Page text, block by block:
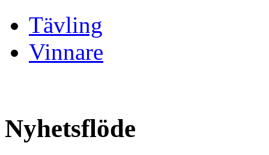
Tävling
Vinnare
Nyhetsflöde